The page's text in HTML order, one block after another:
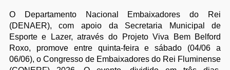
O Departamento Nacional Embaixadores do Rei
(DENAER), com apoio da Secretaria Municipal de
Esporte e Lazer, através do Projeto Viva Bem Belford
Roxo, promove entre quinta-feira e sábado (04/06 a
06/06), o Congresso de Embaixadores do Rei Fluminense